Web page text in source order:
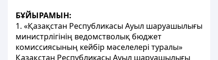
БҰЙЫРАМЫН:
1. «Қазақстан Республикасы Ауыл шаруашылығы
министрлігінің ведомстволық бюджет
комиссиясының кейбір мәселелері туралы»
Қазақстан Республикасы Ауыл шаруашылығы